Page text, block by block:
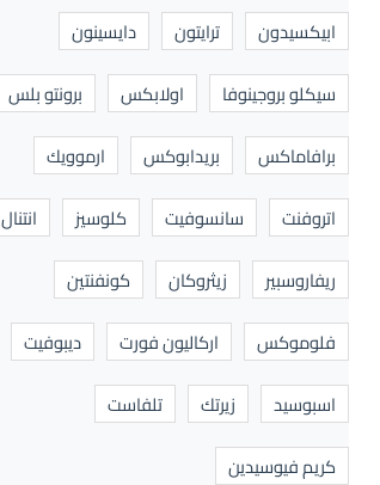
ابيكسيدون
ترايتون
دايسينون
سيكلو بروجينوفا
اولابكس
برونتو بلس
برافاماكس
بريدابوكس
ارموويك
اتروفنت
سانسوفيت كلوسيز
انتنال
ريفاروسبير
زيثروكان
كونفنتين
فلوموكس
اركاليون فورت
ديبوفيت
اسبوسيد
زيرتك
تلفاست
كريم فيوسيدين